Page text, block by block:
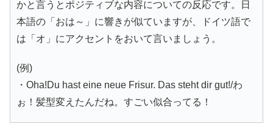
かと言うとポジティブな内容についての反応です。日
本語の「おは～」に響きが似ていますが、ドイツ語で
は「オ」にアクセントをおいて言いましょう。
(例)
・Oha!Du hast eine neue Frisur. Das steht dir gut!/わ
ぉ！髪型変えたんだね。すごい似合ってる！